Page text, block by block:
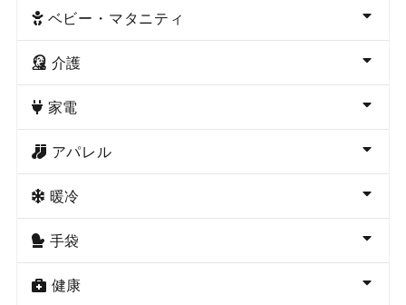
ベビー・マタニティ
介護
家電
アパレル
暖冷
手袋
健康